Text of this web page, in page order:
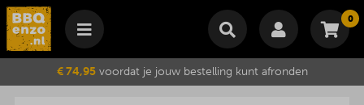
0
Winkelmand
Subtotaal €
€ 74,95voordat je jouw bestelling kunt afronden